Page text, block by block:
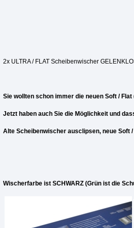
2x ULTRA / FLAT Scheibenwischer
Sie wollten schon immer die neuen Soft /
Jetzt haben auch Sie die Möglichkeit und
Alte Scheibenwischer ausclipsen, neue Soft
Wischerfarbe ist SCHWARZ (Grün ist die